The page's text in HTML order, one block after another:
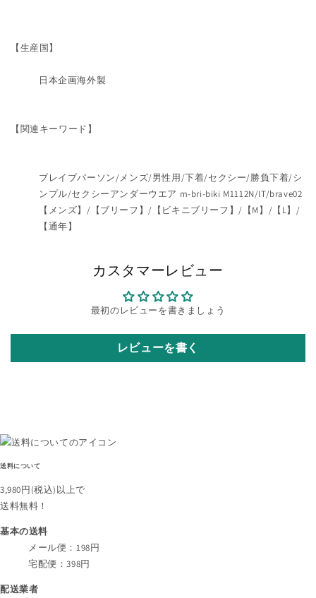
【生産国】
日本企画海外製
【関連キーワード】
ブレイブパーソン/メンズ/男性用/下着/セクシー/勝負下着/シ
ンプル/セクシーアンダーウエア m-bri-biki M1112N/IT/brave02
【メンズ】/【ブリーフ】/【ビキニブリーフ】/【M】/【L】/
【通年】
カスタマーレビュー
最初のレビューを書きましょう
レビューを書く
送料について
3,980円(税込)以上で
送料無料！
基本の送料
メール便：198円
宅配便：398円
配送業者